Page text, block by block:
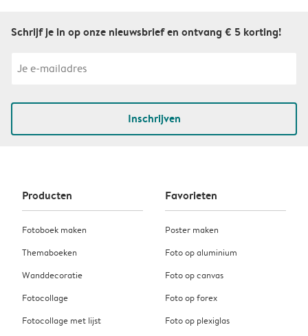
Schrijf je in op onze nieuwsbrief en ontvang € 5 korting!
Inschrijven
Producten
Fotoboek maken
Themaboeken
Wanddecoratie
Fotocollage
Fotocollage met lijst
Favorieten
Poster maken
Foto op aluminium
Foto op canvas
Foto op forex
Foto op plexiglas